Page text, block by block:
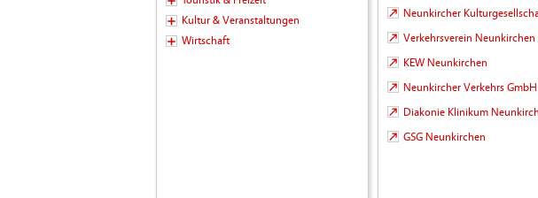
Kultur & Veranstaltungen
Wirtschaft
Neunkircher
Verkehrsverein Neunkirchen
KEW Neunkirchen
Neunkircher Verkehrs GmbH
Diakonie Klinikum
GSG Neunkirchen